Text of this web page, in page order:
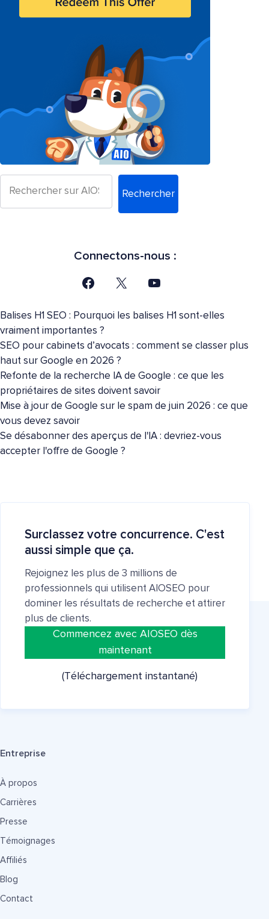
Rechercher
Connectons-nous :
Balises H1 SEO : Pourquoi les balises H1 sont-elles
vraiment importantes ?
SEO pour cabinets d’avocats : comment se classer plus
haut sur Google en 2026 ?
Refonte de la recherche IA de Google : ce que les
propriétaires de sites doivent savoir
Mise à jour de Google sur le spam de juin 2026 : ce que
vous devez savoir
Se désabonner des aperçus de l'IA : devriez-vous
accepter l'offre de Google ?
Surclassez votre concurrence. C'est
aussi simple que ça.
Rejoignez les plus de 3 millions de
professionnels qui utilisent AIOSEO pour
dominer les résultats de recherche et attirer
plus de clients.
Commencez avec AIOSEO dès
maintenant
(Téléchargement instantané)
Entreprise
À propos
Carrières
Presse
Témoignages
Affiliés
Blog
Contact